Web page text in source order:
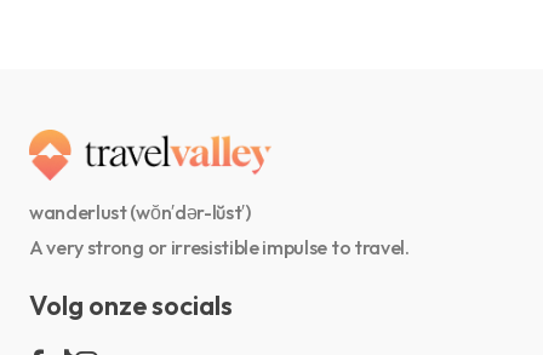
wanderlust (wŏn′dər-lŭst′)
A very strong or irresistible impulse to travel.
Volg onze socials